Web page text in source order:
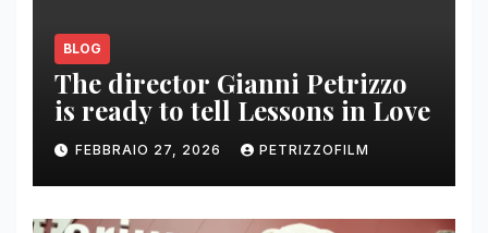
BLOG
The director Gianni Petrizzo
is ready to tell Lessons in Love
FEBBRAIO 27, 2026 PETRIZZOFILM